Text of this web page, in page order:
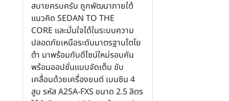
สบายครบครัน ถูกพัฒนาภายใต้
แนวคิด SEDAN TO THE
CORE และมั่นใจได้ในระบบความ
ปลอดภัยเหนือระดับมาตรฐานโตโย
ต้า มาพร้อมกับดีไซน์ใหม่รอบคัน
พร้อมออปชั่นแบบจัดเต็ม ขับ
เคลื่อนด้วยเครื่องยนต์ เบนซิน 4
สูบ รหัส A25A-FXS ขนาด 2.5 ลิตร